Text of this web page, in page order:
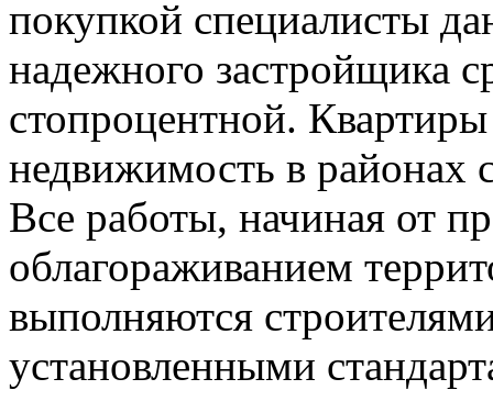
покупкой специалисты
надежного застройщика
стопроцентной.
недвижимость в районах
Все работы, начиная от
облагораживанием
выполняются
установленными